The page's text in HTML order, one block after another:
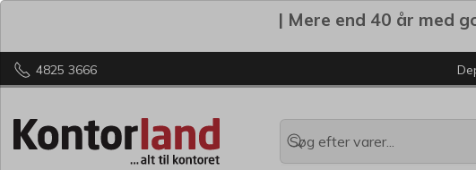
| Mere end 40 år med
4825 3666